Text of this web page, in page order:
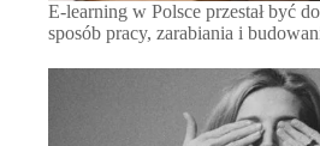
E-learning w Polsce przestał być
sposób pracy, zarabiania i